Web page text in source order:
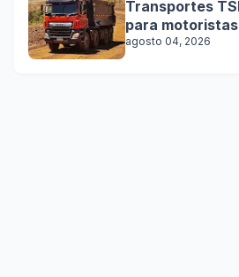
Transportes
para
agosto 04, 2026